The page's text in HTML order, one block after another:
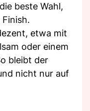
beste Wahl,
etwa mit
oder einem
bleibt der
nicht nur auf